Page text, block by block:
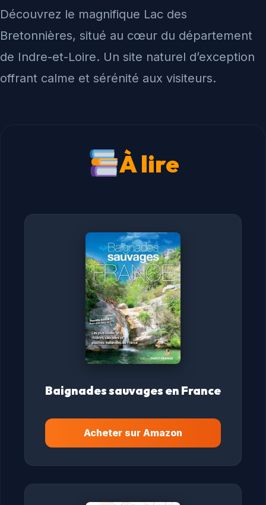
Découvrez le magnifique Lac des
Bretonnières, situé au cœur du département
de Indre-et-Loire. Un site naturel d’exception
offrant calme et sérénité aux visiteurs.
À lire
Baignades sauvages en France
Acheter sur Amazon